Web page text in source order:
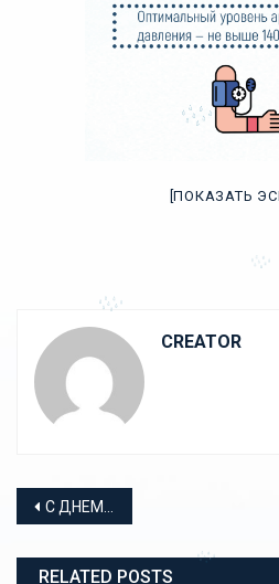
[ПОКАЗАТЬ
CREATOR
Навигация по
С ДНЕМ ПОБЕДЫ!
RELATED POSTS